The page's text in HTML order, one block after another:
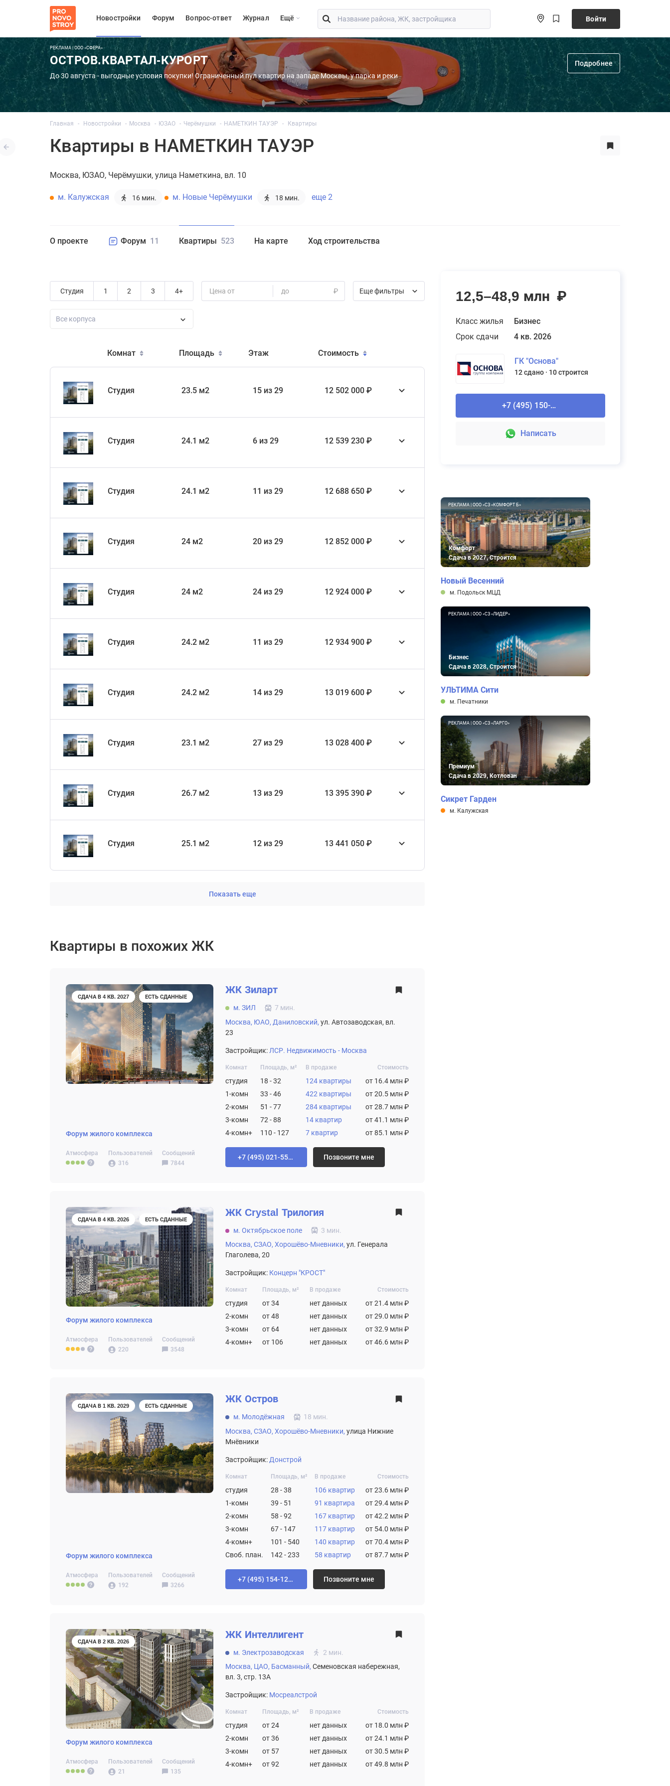
Новостройки Форум Вопрос-ответ Журнал Eщё Войти
РЕКЛАМА | ООО «СФЕРА»
ОСТРОВ.КВАРТАЛ-КУРОРТ
До 30 августа - выгодные условия покупки! Ограниченный пул квартир на западе Москвы, у парка и реки
Подробнее
Главная Новостройки Москва ЮЗАО Черёмушки НАМЕТКИН ТАУЭР Квартиры
Квартиры в НАМЕТКИН ТАУЭР
Москва ЮЗАО Черёмушки улица Наметкина, вл. 10
м. Калужская 16 мин. м. Новые Черёмушки 18 мин. еще 2
О проекте Форум 11 Квартиры 523 На карте Ход строительства
12,5–48,9 млн ₽
Класс жилья
Бизнес
Срок сдачи
4 кв. 2026
ГК "Основа"
12 сдано 10 строится
+7 (495) 150-90-61
Написать
РЕКЛАМА | ООО «СЗ «КОМФОРТ Б»
Комфорт
Сдача в 2027, Строится
Новый Весенний
м. Подольск МЦД
РЕКЛАМА | ООО «СЗ «ЛИДЕР»
Бизнес
Сдача в 2028, Строится
УЛЬТИМА Сити
м. Печатники
РЕКЛАМА | ООО «СЗ «ЛАРГО»
Премиум
Сдача в 2029, Котлован
Сикрет Гарден
м. Калужская
Студия 1 2 3 4+ Цена от до ₽ Еще фильтры
Все корпуса
Комнат Площадь Этаж Стоимость
Студия 23.5 м2 15 из 29 12 502 000 ₽
Студия 24.1 м2 6 из 29 12 539 230 ₽
Студия 24.1 м2 11 из 29 12 688 650 ₽
Студия 24 м2 20 из 29 12 852 000 ₽
Студия 24 м2 24 из 29 12 924 000 ₽
Студия 24.2 м2 11 из 29 12 934 900 ₽
Студия 24.2 м2 14 из 29 13 019 600 ₽
Студия 23.1 м2 27 из 29 13 028 400 ₽
Студия 26.7 м2 13 из 29 13 395 390 ₽
Студия 25.1 м2 12 из 29 13 441 050 ₽
Показать еще
Квартиры в похожих ЖК
СДАЧА В 4 КВ. 2027 ЕСТЬ СДАННЫЕ
Форум жилого комплекса
Атмосфера
Пользователей
316
Сообщений
7844
ЖК Зиларт
м. ЗИЛ
7 мин.
Москва, ЮАО, Даниловский, ул. Автозаводская, вл.
23
Застройщик: ЛСР. Недвижимость - Москва
Комнат Площадь, м² В продаже Стоимость
студия 18 - 32 124 квартиры
от 16.4 млн ₽
1-комн
33 - 46 422 квартиры
от 20.5 млн ₽
2-комн
51 - 77 284 квартиры
от 28.7 млн ₽
3-комн
72 - 88 14 квартир
от 41.1 млн ₽
4-комн+
110 - 127 7 квартир от 85.1 млн ₽
+7 (495) 021-55-92 Позвоните мне
СДАЧА В 4 КВ. 2026 ЕСТЬ СДАННЫЕ
Форум жилого комплекса
Атмосфера
Пользователей
220
Сообщений
3548
ЖК Crystal Трилогия
м. Октябрьское поле
3 мин.
Москва, СЗАО, Хорошёво-Мневники, ул. Генерала
Глаголева, 20
Застройщик: Концерн "КРОСТ"
Комнат Площадь, м² В продаже Стоимость
студия от 34 нет данных
от 21.4 млн ₽
2-комн
от 48 нет данных
от 29.0 млн ₽
3-комн
от 64 нет данных
от 32.9 млн ₽
4-комн+
от 106 нет данных от 46.6 млн ₽
СДАЧА В 1 КВ. 2029 ЕСТЬ СДАННЫЕ
Форум жилого комплекса
Атмосфера
Пользователей
192
Сообщений
3266
ЖК Остров
м. Молодёжная
18 мин.
Москва, СЗАО, Хорошёво-Мневники, улица Нижние
Мнёвники
Застройщик: Донстрой
Комнат Площадь, м² В продаже Стоимость
студия 28 - 38 106 квартир
от 23.6 млн ₽
1-комн
39 - 51 91 квартира
от 29.4 млн ₽
2-комн
58 - 92 167 квартир
от 42.2 млн ₽
3-комн
67 - 147 117 квартир
от 54.0 млн ₽
4-комн+
101 - 540 140 квартир
от 70.4 млн ₽
Своб. план.
142 - 233 58 квартир от 87.7 млн ₽
+7 (495) 154-12-80 Позвоните мне
СДАЧА В 2 КВ. 2026
Форум жилого комплекса
Атмосфера
Пользователей
21
Сообщений
135
ЖК Интеллигент
м. Электрозаводская
2 мин.
Москва, ЦАО, Басманный, Семеновская набережная,
вл. 3, стр. 13А
Застройщик: Мосреалстрой
Комнат Площадь, м² В продаже Стоимость
студия от 24 нет данных
от 18.0 млн ₽
2-комн
от 36 нет данных
от 24.1 млн ₽
3-комн
от 57 нет данных
от 30.5 млн ₽
4-комн+
от 92 нет данных от 49.8 млн ₽